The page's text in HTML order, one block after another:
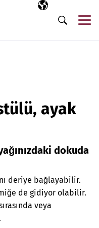
Seçili dil
TR
Arama
ayak
dokuda
deriye bağlayabilir.
de gidiyor olabilir.
veya